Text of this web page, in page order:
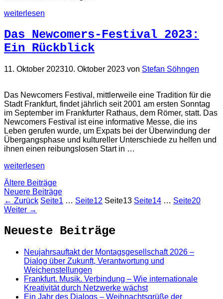
weiterlesen
Das Newcomers-Festival 2023:
Ein Rückblick
11. Oktober 202310. Oktober 2023 von Stefan Söhngen
Das Newcomers Festival, mittlerweile eine Tradition für die
Stadt Frankfurt, findet jährlich seit 2001 am ersten Sonntag
im September im Frankfurter Rathaus, dem Römer, statt. Das
Newcomers Festival ist eine informative Messe, die ins
Leben gerufen wurde, um Expats bei der Überwindung der
Übergangsphase und kultureller Unterschiede zu helfen und
ihnen einen reibungslosen Start in …
weiterlesen
Ältere Beiträge
Neuere Beiträge
← Zurück Seite1 … Seite12 Seite13 Seite14 … Seite20
Weiter →
Neueste Beiträge
Neujahrsauftakt der Montagsgesellschaft 2026 –
Dialog über Zukunft, Verantwortung und
Weichenstellungen
Frankfurt. Musik. Verbindung – Wie internationale
Kreativität durch Netzwerke wächst
Ein Jahr des Dialogs – Weihnachtsgrüße der